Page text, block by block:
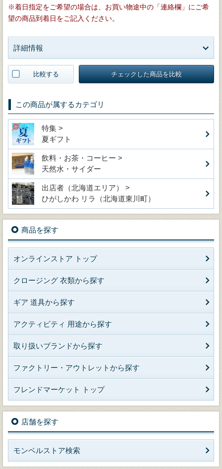
※着日指定をご希望の場合は、お買い物途中の「連絡欄」にご希
望の商品到着日をご記入ください。
詳細情報
比較する チェックした商品を比較
この商品が属するカテゴリ
特集 >
夏ギフト
飲料・お茶・コーヒー >
天然水・サイダー
出店者（北海道エリア） >
ひがしかわ リラ（北海道東川町）
商品を探す
オンラインストア トップ
クロージング 衣類から探す
ギア 道具から探す
アクティビティ 用途から探す
取り扱いブランドから探す
ファクトリー・アウトレットから探す
フレンドマーケット トップ
店舗を探す
モンベルストア検索